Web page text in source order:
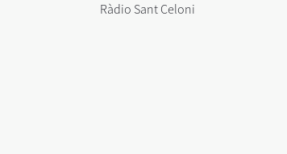
Ràdio Sant Celoni